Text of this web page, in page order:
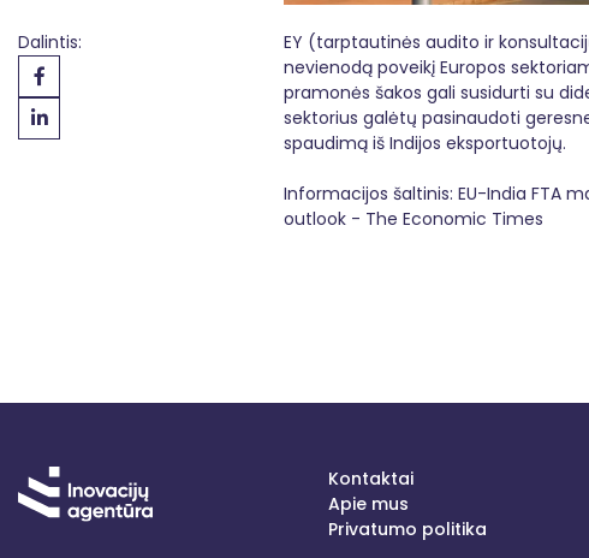
Dalintis:
EY (tarptautinės audito ir
nevienodą poveikį Europos
pramonės šakos gali susidurti su
sektorius galėtų pasinaudoti
spaudimą iš Indijos eksportuotojų.
Informacijos šaltinis:EU-India FTA
outlook - The Economic Times
Kontaktai
Apie mus
Privatumo politika